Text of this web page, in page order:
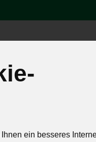
ein besseres